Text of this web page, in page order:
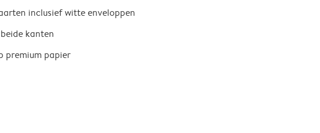
inclusief witte enveloppen
kanten
premium papier